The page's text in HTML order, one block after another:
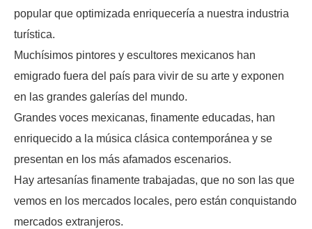
popular que optimizada enriquecería a nuestra industria
turística.
Muchísimos pintores y escultores mexicanos han
emigrado fuera del país para vivir de su arte y exponen
en las grandes galerías del mundo.
Grandes voces mexicanas, finamente educadas, han
enriquecido a la música clásica contemporánea y se
presentan en los más afamados escenarios.
Hay artesanías finamente trabajadas, que no son las que
vemos en los mercados locales, pero están conquistando
mercados extranjeros.